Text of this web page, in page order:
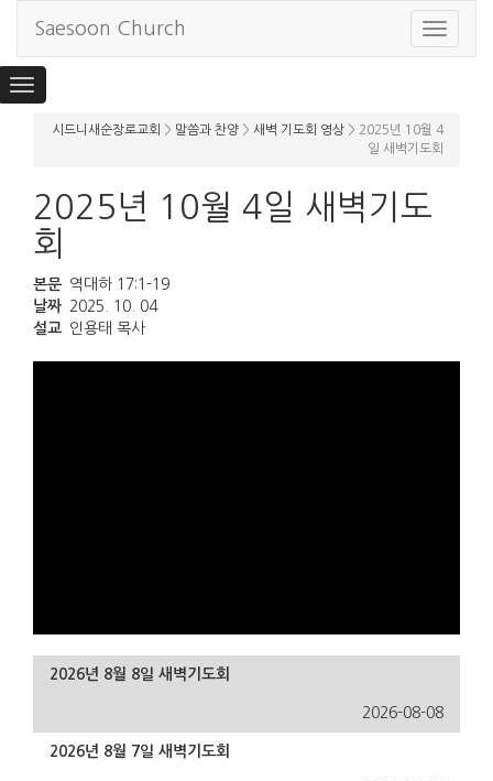
Toggle
Saesoon Church
Toggle
시드니새순장로교회 > 말씀과 찬양 > 새벽 기도회 영상 > 2025년 10월 4
일 새벽기도회
2025년 10월 4일 새벽기도
회
본문 역대하 17:1-19
날짜 2025. 10. 04
설교 인용태 목사
2026년 8월 8일 새벽기도회
2026-08-08
2026년 8월 7일 새벽기도회